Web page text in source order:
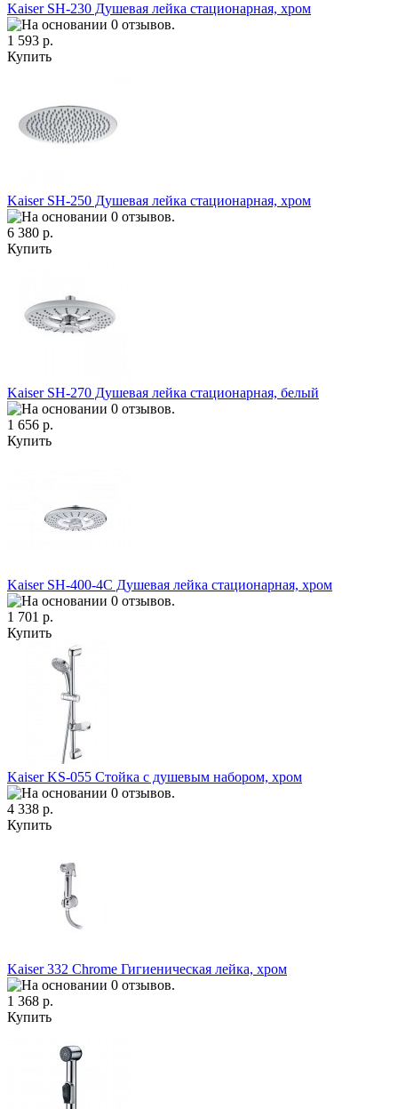
Kaiser SH-230 Душевая лейка стационарная, хром
1 593 р.
Купить
Kaiser SH-250 Душевая лейка стационарная, хром
6 380 р.
Купить
Kaiser SH-270 Душевая лейка стационарная, белый
1 656 р.
Купить
Kaiser SH-400-4С Душевая лейка стационарная, хром
1 701 р.
Купить
Kaiser KS-055 Стойка с душевым набором, хром
4 338 р.
Купить
Kaiser 332 Chrome Гигиеническая лейка, хром
1 368 р.
Купить